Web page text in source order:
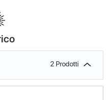
2 Prodotti